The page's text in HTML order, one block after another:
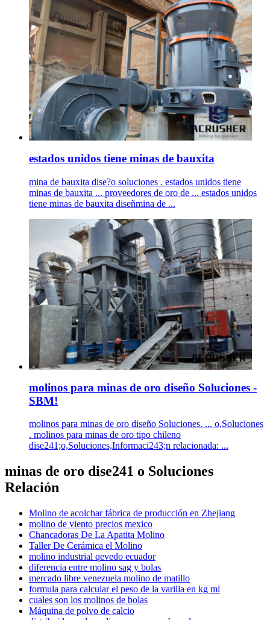
estados unidos tiene minas de bauxita
mina de bauxita dise?o soluciones . estados unidos tiene
minas de bauxita ... proveedores de oro de ... estados unidos
tiene minas de bauxita diseñmina de ...
molinos para minas de oro diseño Soluciones -
SBM!
molinos para minas de oro diseño Soluciones. ... o,Soluciones
. molinos para minas de oro tipo chileno
dise241;o,Soluciones,Informaci243;n relacionada: ...
minas de oro dise241 o Soluciones
Relación
Molino de acolchar fábrica de producción en Zhejiang
molino de viento precios mexico
Chancadoras De La Apatita Molino
Taller De Cerámica el Molino
molino industrial qevedo ecuador
diferencia entre molino sag y bolas
mercado libre venezuela molino de matillo
formula para calcular el peso de la varilla en kg ml
cuales son los molinos de bolas
Máquina de polvo de calcio